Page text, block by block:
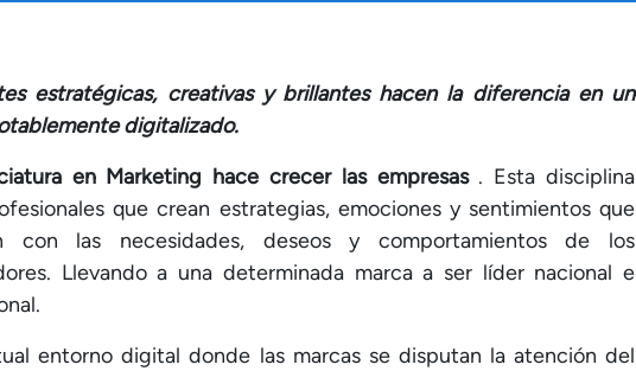
estratégicas, creativas y brillantes hacen la diferencia en un
digitalizado.
en Marketing hace crecer las empresas. Esta disciplina
que crean estrategias, emociones y sentimientos que
con las necesidades, deseos y comportamientos de los
Llevando a una determinada marca a ser líder nacional e
entorno digital donde las marcas se disputan la atención del